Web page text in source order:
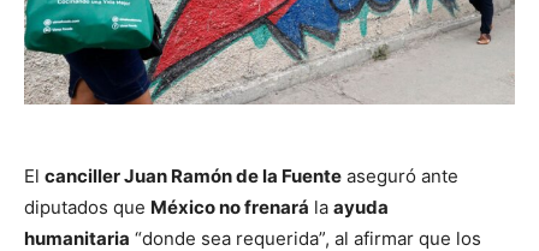
El canciller Juan Ramón de la Fuente aseguró ante
diputados que México no frenará la ayuda
humanitaria “donde sea requerida”, al afirmar que los